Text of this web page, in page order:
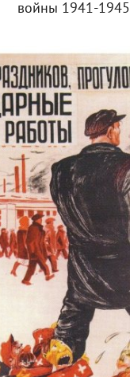
войны 1941-1945